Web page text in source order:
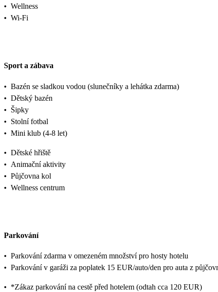
• Wellness
• Wi-Fi
Sport a zábava
• Bazén se sladkou vodou (slunečníky a lehátka zdarma)
• Dětský bazén
• Šipky
• Stolní fotbal
• Mini klub (4-8 let)
• Dětské hřiště
• Animační aktivity
• Půjčovna kol
• Wellness centrum
Parkování
• Parkování zdarma v omezeném množství pro hosty hotelu
• Parkování v garáži za poplatek 15 EUR/auto/den pro auta z
• *Zákaz parkování na cestě před hotelem (odtah cca 120 EUR)